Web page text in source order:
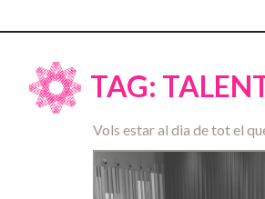
TAG:
Vols estar al dia de tot el